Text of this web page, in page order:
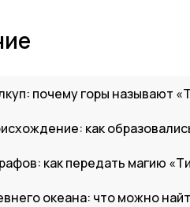
почему горы называют
как
как передать магию
океана: что можно